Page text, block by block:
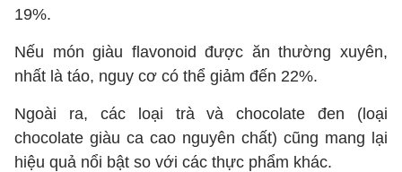
19%.
Nếu món giàu flavonoid được ăn thường xuyên,
nhất là táo, nguy cơ có thể giảm đến 22%.
Ngoài ra, các loại trà và chocolate đen (loại
chocolate giàu ca cao nguyên chất) cũng mang lại
hiệu quả nổi bật so với các thực phẩm khác.